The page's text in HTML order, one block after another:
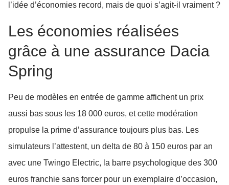
l’idée d’économies record, mais de quoi s’agit-il vraiment ?
Les économies réalisées
grâce à une assurance Dacia
Spring
Peu de modèles en entrée de gamme affichent un prix
aussi bas sous les 18 000 euros, et cette modération
propulse la prime d’assurance toujours plus bas. Les
simulateurs l’attestent, un delta de 80 à 150 euros par an
avec une Twingo Electric, la barre psychologique des 300
euros franchie sans forcer pour un exemplaire d’occasion,